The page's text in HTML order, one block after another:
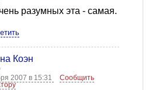
разумных эта - самая.
Коэн
2007 в 15:31
Сообщить